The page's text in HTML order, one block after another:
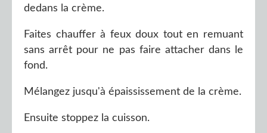
dedans la crème.
Faites chauffer à feux doux tout en remuant
sans arrêt pour ne pas faire attacher dans le
fond.
Mélangez jusqu'à épaississement de la crème.
Ensuite stoppez la cuisson.